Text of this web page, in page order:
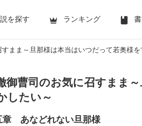
を探す ランキング
まま～旦那様は本当はいつだって若奥様を
御曹司のお気に召すまま
したい～
章 あなどれない旦那様